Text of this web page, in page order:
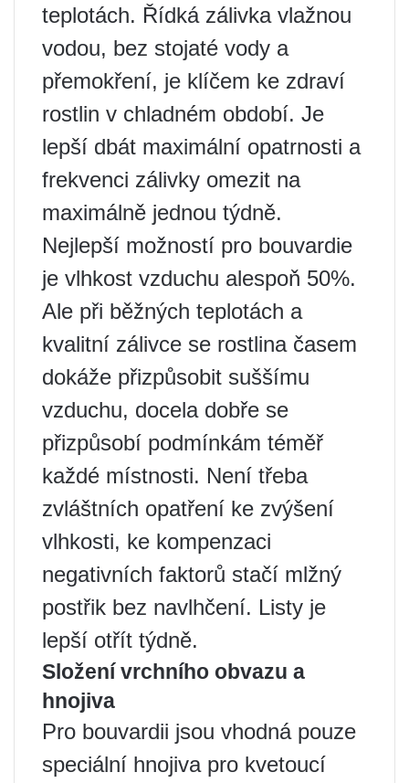
teplotách. Řídká zálivka vlažnou
vodou, bez stojaté vody a
přemokření, je klíčem ke zdraví
rostlin v chladném období. Je
lepší dbát maximální opatrnosti a
frekvenci zálivky omezit na
maximálně jednou týdně.
Nejlepší možností pro bouvardie
je vlhkost vzduchu alespoň 50%.
Ale při běžných teplotách a
kvalitní zálivce se rostlina časem
dokáže přizpůsobit suššímu
vzduchu, docela dobře se
přizpůsobí podmínkám téměř
každé místnosti. Není třeba
zvláštních opatření ke zvýšení
vlhkosti, ke kompenzaci
negativních faktorů stačí mlžný
postřik bez navlhčení. Listy je
lepší otřít týdně.
Složení vrchního obvazu a
hnojiva
Pro bouvardii jsou vhodná pouze
speciální hnojiva pro kvetoucí